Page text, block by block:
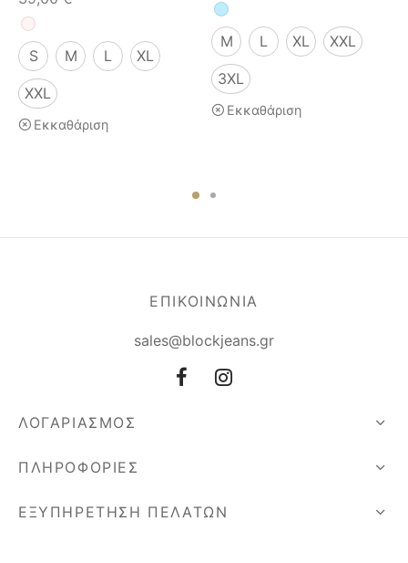
S M L XL
XXL
Εκκαθάριση
M L XL XXL
3XL
Εκκαθάριση
ΕΠΙΚΟΙΝΩΝΙΑ
sales@blockjeans.gr
ΛΟΓΑΡΙΑΣΜΟΣ
ΠΛΗΡΟΦΟΡΙΕΣ
ΕΞΥΠΗΡΕΤΗΣΗ ΠΕΛΑΤΩΝ